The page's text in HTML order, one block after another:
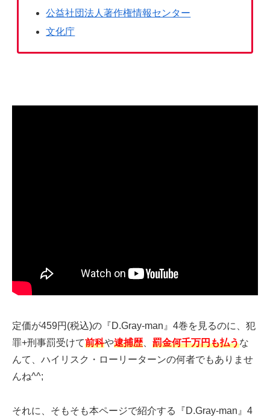
公益社団法人著作権情報センター
文化庁
定価が459円(税込)の『D.Gray-man』4巻を見るのに、犯
罪+刑事罰受けて前科や逮捕歴、 罰金何千万円も払うな
んて、ハイリスク・ローリーターンの何者でもありませ
んね^^;
それに、そもそも本ページで紹介する『D.Gray-man』4